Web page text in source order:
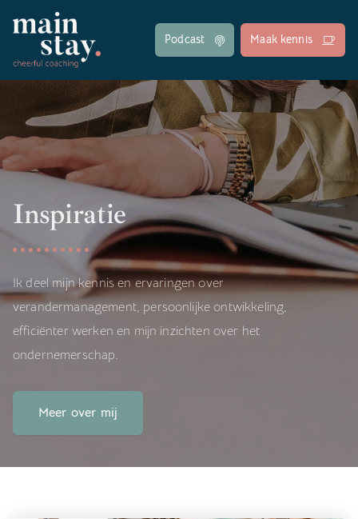
Inspiratie
Ik deel mijn kennis en ervaringen over
verandermanagement, persoonlijke ontwikkeling,
efficiënter werken en mijn inzichten over het
ondernemerschap.
Meer over mij
Podcast Maak kennis